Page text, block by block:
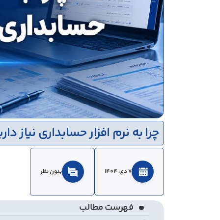
چرا به نرم افزار حسابداری نیاز
7 دي، 1404 بدون نظر
فهرست مطالب